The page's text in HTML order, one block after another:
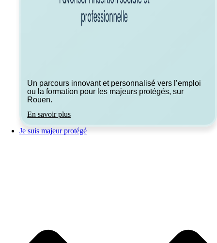
Un parcours innovant et personnalisé vers l’emploi
ou la formation pour les majeurs protégés, sur
Rouen.
En savoir plus
Je suis majeur protégé